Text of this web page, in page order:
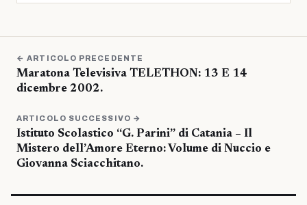
← ARTICOLO PRECEDENTE
Maratona Televisiva TELETHON: 13 E 14
dicembre 2002.
ARTICOLO SUCCESSIVO →
Istituto Scolastico “G. Parini” di Catania – Il
Mistero dell’Amore Eterno: Volume di Nuccio e
Giovanna Sciacchitano.